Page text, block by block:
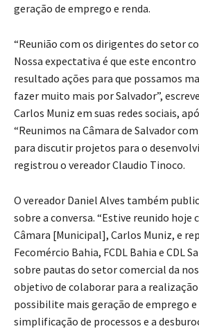
geração de emprego e renda.
“Reunião com os dirigentes do setor
Nossa expectativa é que este
resultado ações para que possamos
fazer muito mais por Salvador”,
Carlos Muniz em suas redes sociais,
“Reunimos na Câmara de Salvador
para discutir projetos para o
registrou o vereador Claudio Tinoco.
O vereador Daniel Alves também
sobre a conversa. “Estive reunido hoje
Câmara [Municipal], Carlos Muniz, e
Fecomércio Bahia, FCDL Bahia e CDL
sobre pautas do setor comercial da
objetivo de colaborar para a realização
possibilite mais geração de emprego e
simplificação de processos e a